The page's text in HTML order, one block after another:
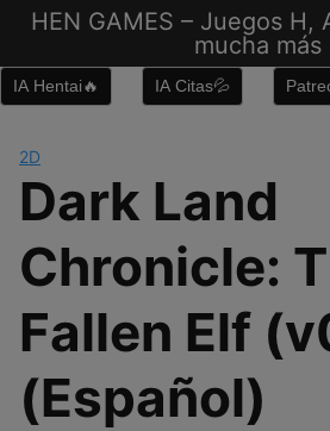
Saltar
contenido
HEN GAMES – Juegos H,
mucha más
IA Hentai🔥 IA Citas💦
2D
Dark Land
Chronicle:
Fallen Elf
(Español)